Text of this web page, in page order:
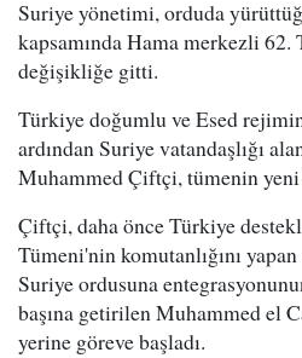
Suriye yönetimi, orduda
kapsamında Hama merkezli 62.
değişikliğe gitti.
Türkiye doğumlu ve Esed
ardından Suriye vatandaşlığı
Muhammed Çiftçi, tümenin yeni
Çiftçi, daha önce Türkiye
Tümeni'nin komutanlığını
Suriye ordusuna
başına getirilen Muhammed el
yerine göreve başladı.